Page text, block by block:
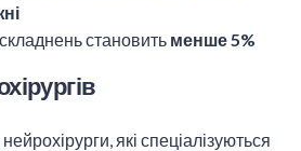
становить менше 5%
які спеціалізуються